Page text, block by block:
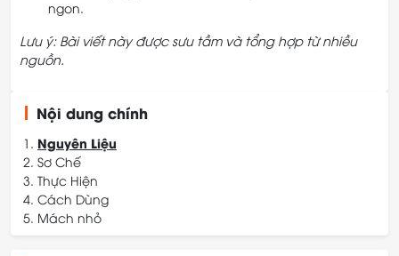
ngon.
Lưu ý: Bài viết này được sưu tầm và tổng hợp từ nhiều
nguồn.
Nội dung chính
Nguyên Liệu
Sơ Chế
Thực Hiện
Cách Dùng
Mách nhỏ